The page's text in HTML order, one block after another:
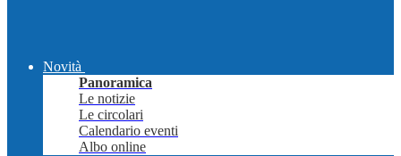
Novità
Panoramica
Le notizie
Le circolari
Calendario eventi
Albo online